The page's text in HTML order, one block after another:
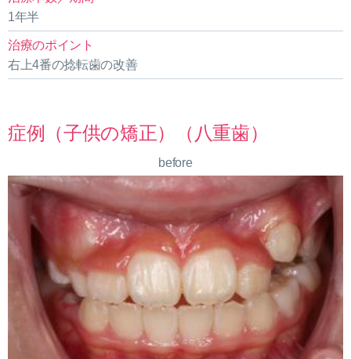
1年半
治療のポイント
右上4番の捻転歯の改善
症例（子供の矯正）（八重歯）
before